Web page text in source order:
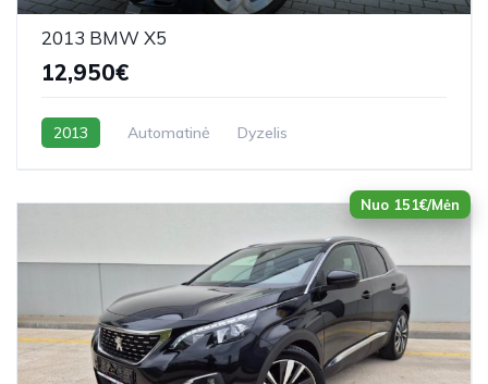
2013 BMW X5
12,950€
2013 Automatinė Dyzelis
Nuo 151€/Mėn